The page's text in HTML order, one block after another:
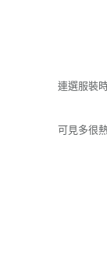
連選服裝
可見多很